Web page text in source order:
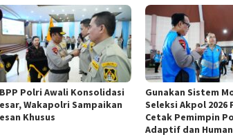
Polri Awali Konsolidasi
Wakapolri Sampaikan
Khusus
Gunakan Sistem
Seleksi Akpol 2026
Cetak Pemimpin
Adaptif dan